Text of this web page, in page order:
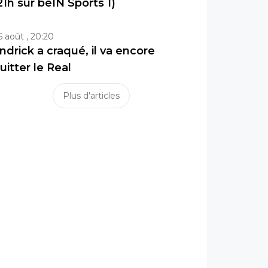
sur beIN Sports 1)
août , 20:20
a craqué, il va encore
le Real
Plus d'articles